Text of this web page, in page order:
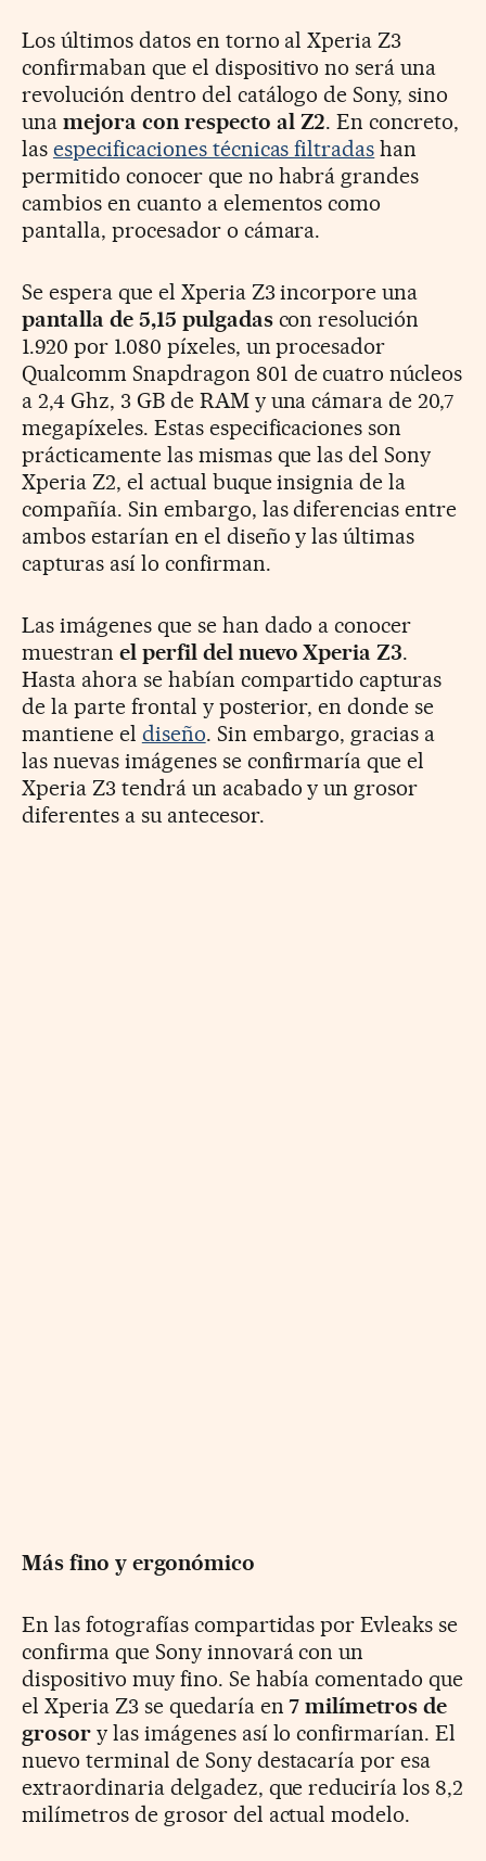
Los últimos datos en torno al Xperia Z3
confirmaban que el dispositivo no será una
revolución dentro del catálogo de Sony, sino
una mejora con respecto al Z2. En concreto,
las especificaciones técnicas filtradas han
permitido conocer que no habrá grandes
cambios en cuanto a elementos como
pantalla, procesador o cámara.
Se espera que el Xperia Z3 incorpore una
pantalla de 5,15 pulgadascon resolución
1.920 por 1.080 píxeles, un procesador
Qualcomm Snapdragon 801 de cuatro núcleos
a 2,4 Ghz, 3 GB de RAM y una cámara de 20,7
megapíxeles. Estas especificaciones son
prácticamente las mismas que las del Sony
Xperia Z2, el actual buque insignia de la
compañía. Sin embargo, las diferencias entre
ambos estarían en el diseño y las últimas
capturas así lo confirman.
Las imágenes que se han dado a conocer
muestran el perfil del nuevo Xperia Z3.
Hasta ahora se habían compartido capturas
de la parte frontal y posterior, en donde se
mantiene el diseño. Sin embargo, gracias a
las nuevas imágenes se confirmaría que el
Xperia Z3 tendrá un acabado y un grosor
diferentes a su antecesor.
Más fino y ergonómico
En las fotografías compartidas por Evleaks se
confirma que Sony innovará con un
dispositivo muy fino. Se había comentado que
el Xperia Z3 se quedaría en7 milímetros de
grosory las imágenes así lo confirmarían. El
nuevo terminal de Sony destacaría por esa
extraordinaria delgadez, que reduciría los 8,2
milímetros de grosor del actual modelo.